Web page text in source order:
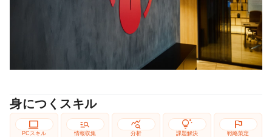
身につくスキル
computer
PCスキル
manage_search
情報収集
query_stats
分析
tips_and_updates
課題解決
flag
戦略策定